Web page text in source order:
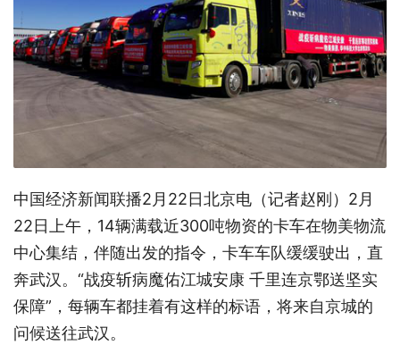
中国经济新闻联播2月22日北京电（记者赵刚）2月
22日上午，14辆满载近300吨物资的卡车在物美物流
中心集结，伴随出发的指令，卡车车队缓缓驶出，直
奔武汉。“战疫斩病魔佑江城安康 千里连京鄂送坚实
保障”，每辆车都挂着有这样的标语，将来自京城的
问候送往武汉。